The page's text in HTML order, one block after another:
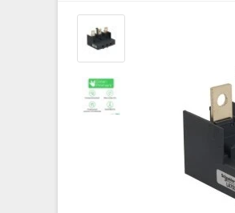
Elementy prowadzenia kabli
Gniazda i łączniki